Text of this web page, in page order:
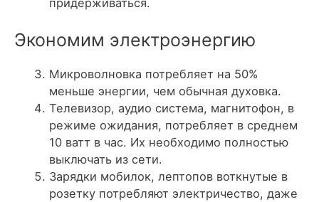
Экономим электроэнергию
Микроволновка потребляет на 50%
меньше энергии, чем обычная духовка.
Телевизор, аудио система, магнитофон, в
режиме ожидания, потребляет в среднем
10 ватт в час. Их необходимо полностью
выключать из сети.
Зарядки мобилок, лептопов воткнутые в
розетку потребляют электричество, даже